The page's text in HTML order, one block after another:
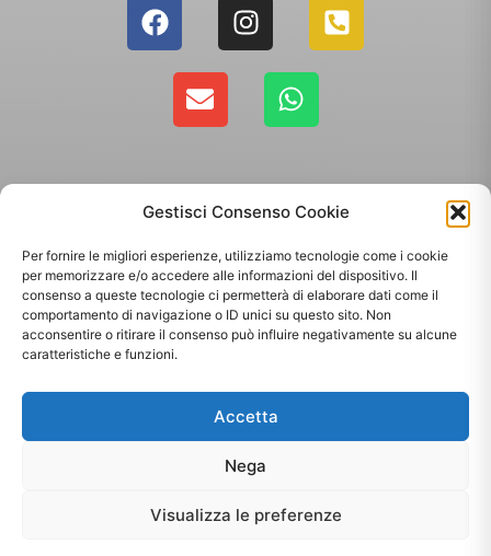
Gestisci Consenso Cookie
Per fornire le migliori esperienze, utilizziamo tecnologie come i cookie
per memorizzare e/o accedere alle informazioni del dispositivo. Il
consenso a queste tecnologie ci permetterà di elaborare dati come il
comportamento di navigazione o ID unici su questo sito. Non
acconsentire o ritirare il consenso può influire negativamente su alcune
caratteristiche e funzioni.
Accetta
Nega
Visualizza le preferenze
Copyright 2025 - Giallo Sun sas di Sandonà Alessandro & C. | Via Roma 106,
35010 Massanzago PD | P.Iva: 03885160287
Sito web realizzato daOrezero Digital Agency
[matomo_opt_out]